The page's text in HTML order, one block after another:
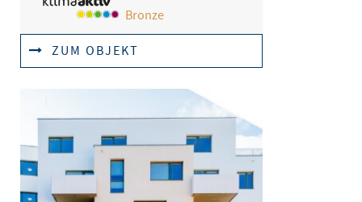
Bronze
ZUM OBJEKT